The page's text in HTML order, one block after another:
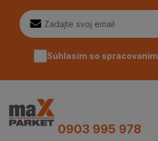
Súhlasím so spracovaním
0903 995 978